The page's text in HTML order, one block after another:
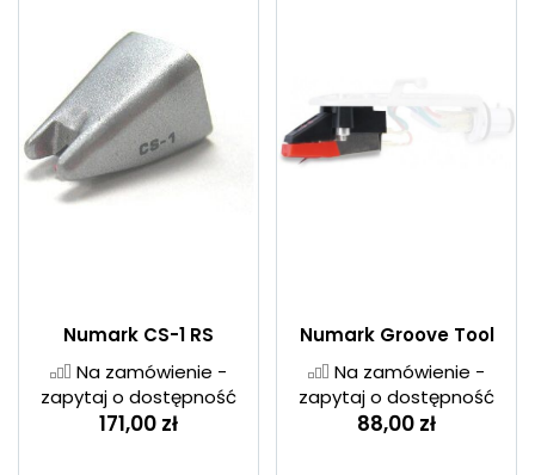
Numark CS-1 RS
Na zamówienie -
zapytaj o dostępność
171,00 zł
Numark Groove Tool
Na zamówienie -
zapytaj o dostępność
88,00 zł